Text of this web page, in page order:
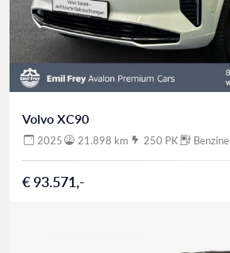
Volvo XC90
2025 21.898 km 250 PK Benzine
€ 93.571,-